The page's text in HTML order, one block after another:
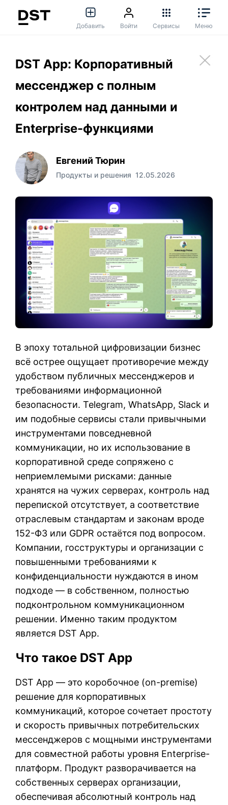
Добавить Войти Сервисы Меню
DST App: Корпоративный
мессенджер с полным
контролем над данными и
Enterprise-функциями
Евгений Тюрин
Продукты и решения 12.05.2026
В эпоху тотальной цифровизации бизнес
всё острее ощущает противоречие между
удобством публичных мессенджеров и
требованиями информационной
безопасности. Telegram, WhatsApp, Slack и
им подобные сервисы стали привычными
инструментами повседневной
коммуникации, но их использование в
корпоративной среде сопряжено с
неприемлемыми рисками: данные
хранятся на чужих серверах, контроль над
перепиской отсутствует, а соответствие
отраслевым стандартам и законам вроде
152-ФЗ или GDPR остаётся под вопросом.
Компании, госструктуры и организации с
повышенными требованиями к
конфиденциальности нуждаются в ином
подходе — в собственном, полностью
подконтрольном коммуникационном
решении. Именно таким продуктом
является DST App.
Что такое DST App
DST App — это коробочное (on-premise)
решение для корпоративных
коммуникаций, которое сочетает простоту
и скорость привычных потребительских
мессенджеров с мощными инструментами
для совместной работы уровня Enterprise-
платформ. Продукт разворачивается на
собственных серверах организации,
обеспечивая абсолютный контроль над